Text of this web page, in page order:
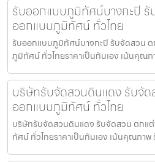
รับออกแบบภูมิทัศน์บางกะปิ
ออกแบบภูมิทัศน์ ทั่วไทย
รับออกแบบภูมิทัศน์บางกะปิ รับจัดสวน
ภูมิทัศน์ ทั่วไทยราคาเป็นกันเอง เน้นคุณ
บริษัทรับจัดสวนดินแดง รับจั
ออกแบบภูมิทัศน์ ทั่วไทย
บริษัทรับจัดสวนดินแดง รับจัดสวน ตกแ
ทัศน์ ทั่วไทยราคาเป็นกันเอง เน้นคุณภา